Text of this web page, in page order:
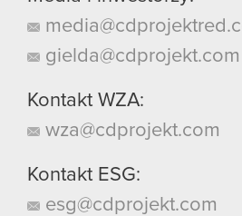
gielda@cdprojekt.com
Kontakt WZA:
wza@cdprojekt.com
Kontakt ESG:
esg@cdprojekt.com